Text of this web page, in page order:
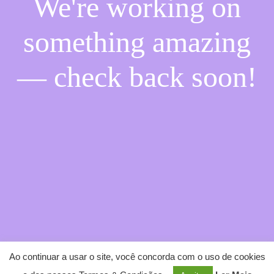
We're working on
something amazing
— check back soon!
Ao continuar a usar o site, você concorda com o uso de cookies